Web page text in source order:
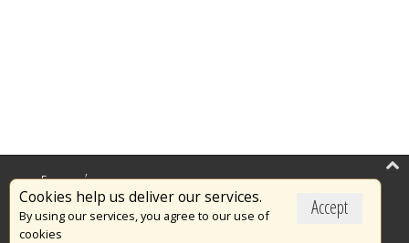
Accept
Cookies help us deliver our services.
By using our services, you agree to our use of
cookies
Επικαιρότητα
Το Πυροσβεστικό Σώμα